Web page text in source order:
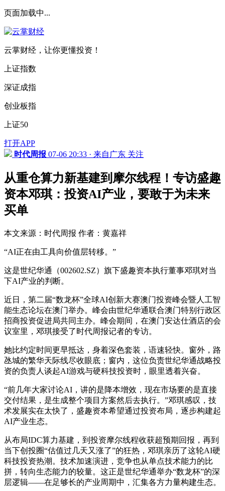
页面加载中...
云掌财经，让你更懂投资！
上证指数
深证成指
创业板指
上证50
打开APP
时代周报 07-06 20:33 · 来自广东 关注
从重仓算力新基建到摩尔线程！专访盛趣
资本邓琪：投资AI产业，要敢于为未来
买单
本文来源：时代周报 作者：黄嘉祥
“AI正在由工具向价值层转移。”
这是世纪华通（002602.SZ）旗下盛趣资本执行董事邓琪对当
下AI产业的判断。
近日，第二届“数龙杯”全球AI创新大赛澳门投资峰会暨人工智
能生态论坛在澳门举办。峰会由世纪华通联合澳门特别行政区
招商投资促进局共同主办。峰会期间，在澳门安达仕酒店的会
议室里，邓琪接受了时代周报记者的专访。
她比约定时间更早抵达，身着深色套装，语速轻快。窗外，路
氹城的繁华天际线尽收眼底；窗内，这位负责世纪华通战略投
资的负责人谈起AI游戏与硬科技投资时，眼里透着兴奋。
“前几年大家讨论AI，讲的是降本增效，现在市场要的是直接
交付结果，是生成整个项目方案然后去执行。”邓琪感叹，技
术发展实在太快了，盛趣资本希望通过投资布局，逐步构建起
AI产业生态。
从布局IDC算力基建，到投资摩尔线程收获超预期回报，再到
当下创投圈“估值过几天又涨了”的狂热，邓琪亲历了这轮AI硬
科技投资热潮。技术加速演进，竞争也从单点技术能力的比
拼，转向生态能力的较量。这正是世纪华通举办“数龙杯”的深
层逻辑——在足够长的产业周期中，汇集各方力量构建生态。